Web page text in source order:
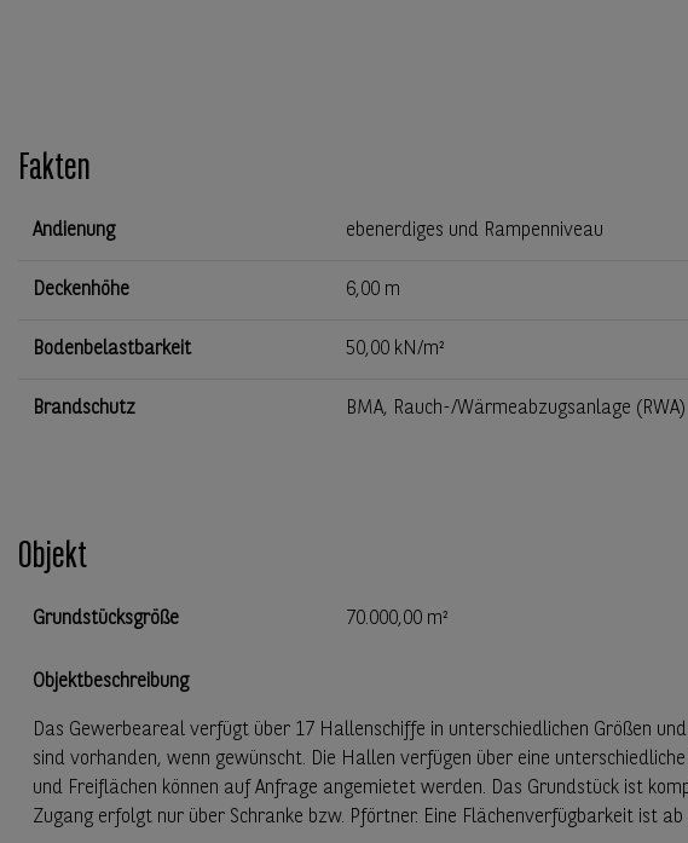
Fakten
Andienung ebenerdiges und Rampenniveau
Deckenhöhe 6,00 m
Bodenbelastbarkeit 50,00 kN/m²
Brandschutz BMA, Rauch-/Wärmeabzugsanlage (RWA)
Objekt
Grundstücksgröße 70.000,00 m²
Objektbeschreibung
Das Gewerbeareal verfügt über 17 Hallenschiffe in unterschiedlichen Größen
sind vorhanden, wenn gewünscht. Die Hallen verfügen über eine
und Freiflächen können auf Anfrage angemietet werden. Das Grundstück ist
Zugang erfolgt nur über Schranke bzw. Pförtner. Eine Flächenverfügbarkeit ist